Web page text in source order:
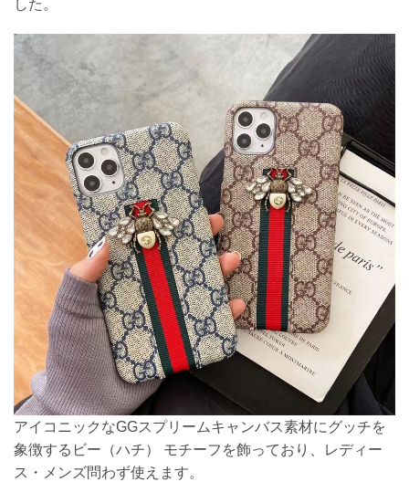
した。
アイコニックなGGスプリームキャンバス素材にグッチを
象徴するビー（ハチ） モチーフを飾っており、レディー
ス・メンズ問わず使えます。